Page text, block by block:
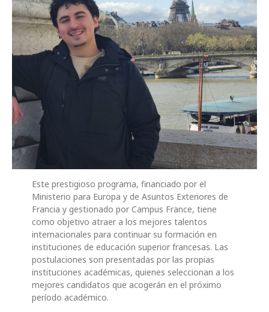
Este prestigioso programa, financiado por el
Ministerio para Europa y de Asuntos Exteriores de
Francia y gestionado por Campus France, tiene
como objetivo atraer a los mejores talentos
internacionales para continuar su formación en
instituciones de educación superior francesas. Las
postulaciones son presentadas por las propias
instituciones académicas, quienes seleccionan a los
mejores candidatos que acogerán en el próximo
período académico.